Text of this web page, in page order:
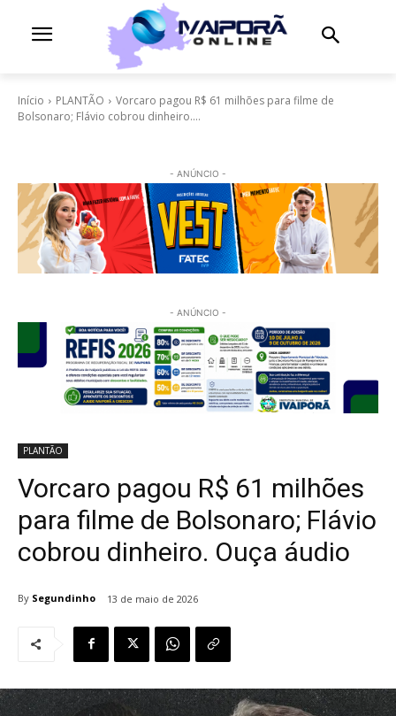
Início PLANTÃO
Vorcaro pagou R$ 61 milhões para filme de
Bolsonaro; Flávio cobrou dinheiro....
- ANÚNCIO -
- ANÚNCIO -
PLANTÃO
Vorcaro pagou R$ 61 milhões
para filme de Bolsonaro; Flávio
cobrou dinheiro. Ouça áudio
By Segundinho 13 de maio de 2026